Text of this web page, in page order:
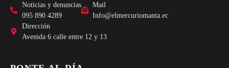
Noticias y denuncias
095 890 4289
Mail
Info@elmercuriomanta.ec
Dirección
Avenida 6 calle entre 12 y 13